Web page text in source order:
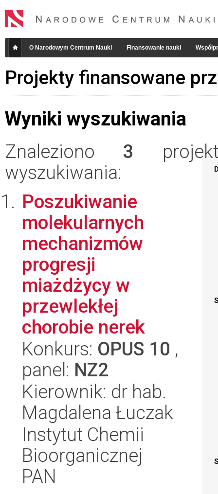
O Narodowym Centrum Nauki Finansowanie nauki
Projekty finansowane
Wyniki wyszukiwania
Znaleziono 3
wyszukiwania:
Poszukiwanie
molekularnych
mechanizmów
progresji
miażdżycy w
przewlekłej
chorobie nerek
Konkurs: OPUS 10 ,
panel: NZ2
Kierownik: dr hab.
Magdalena Łuczak
Instytut Chemii
Bioorganicznej
PAN